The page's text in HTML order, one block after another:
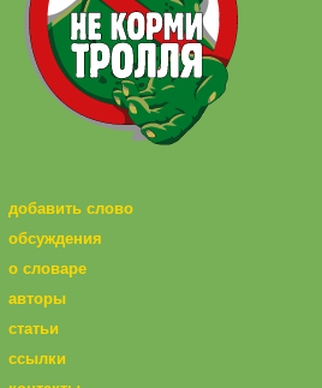
добавить слово
обсуждения
о словаре
авторы
статьи
ссылки